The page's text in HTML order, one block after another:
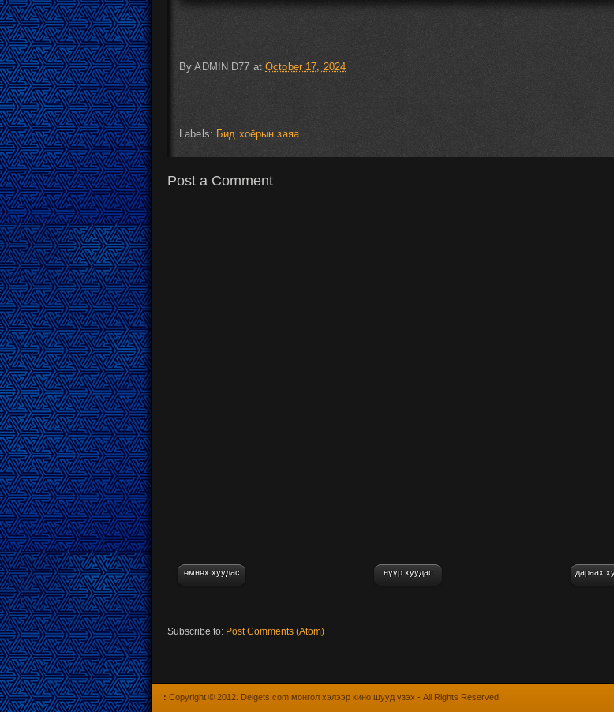
ByADMIN D77 atOctober 17, 2024
Labels: Бид хоёрын заяа
Post a Comment
өмнөх хуудас дараах
нүүр хуудас
Subscribe to: Post Comments (Atom)
: Copyright © 2012. Delgets.com монгол хэлээр кино шууд үзэх - All Rights Reserved